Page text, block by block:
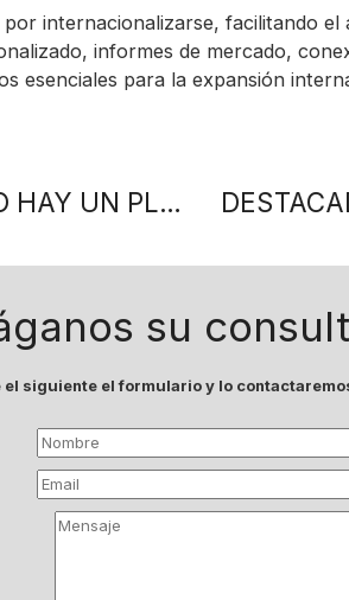
internacionalizarse, facilitando
informes de mercado,
esenciales para la expansión
ALFONSO RODRÍGUEZ DE LUFTHANSA: «NO HAY UN PLANETA B»
su
el siguiente el formulario y lo